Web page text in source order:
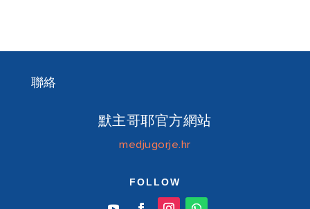
聯絡
默主哥耶官方網站
medjugorje.hr
FOLLOW